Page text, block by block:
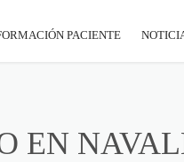
PACIENTE
EN